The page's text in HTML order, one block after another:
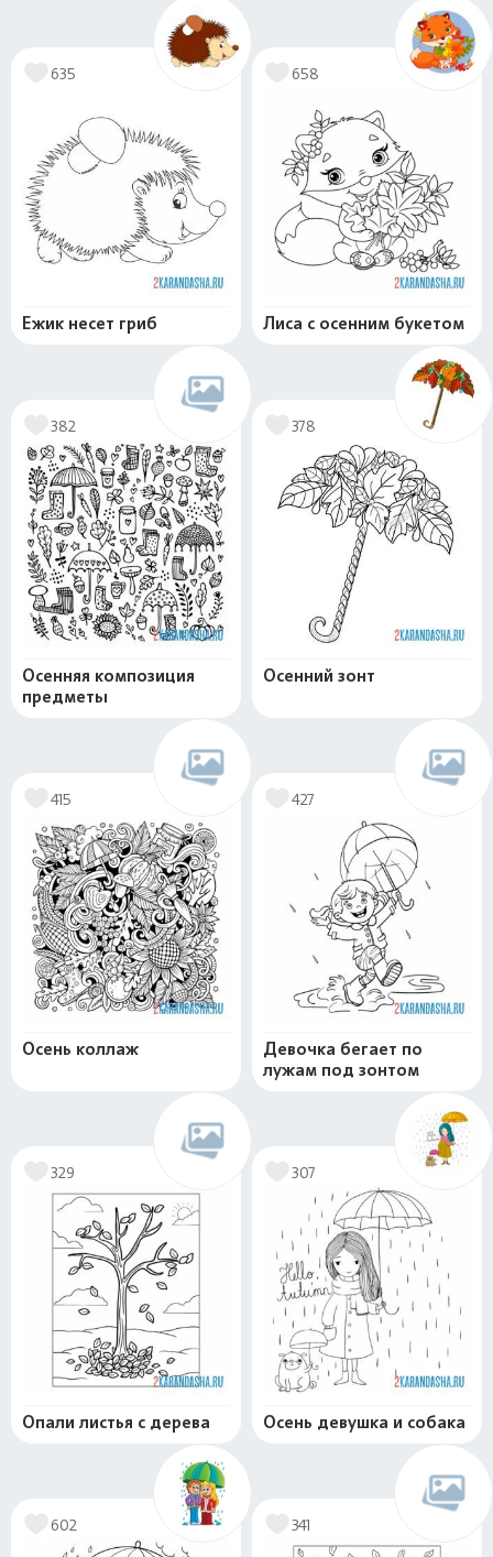
635
Ежик несет гриб
658
Лиса с осенним букетом
382
Осенняя композиция
предметы
378
Осенний зонт
415
Осень коллаж
427
Девочка бегает по
лужам под зонтом
329
Опали листья с дерева
307
Осень девушка и собака
602 341